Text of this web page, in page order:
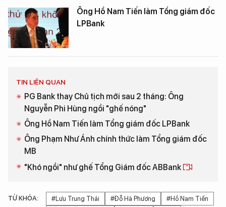
Ông Hồ Nam Tiến làm Tổng giám đốc
LPBank
TIN LIÊN QUAN
PG Bank thay Chủ tịch mới sau 2 tháng: Ông
Nguyễn Phi Hùng ngồi "ghế nóng"
Ông Hồ Nam Tiến làm Tổng giám đốc LPBank
Ông Phạm Như Ánh chính thức làm Tổng giám đốc
MB
"Khó ngồi" như ghế Tổng Giám đốc ABBank
TỪ KHÓA: #Lưu Trung Thái #Đỗ Hà Phương
#Hồ Nam Tiến